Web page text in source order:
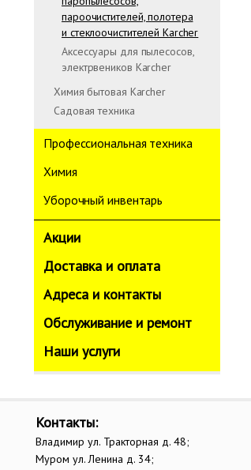
пароочистителей, полотера
и стеклоочистителей Karcher
Аксессуары для пылесосов,
электрвеников Karcher
Химия бытовая Karcher
Садовая техника
Профессиональная техника
Химия
Уборочный инвентарь
Акции
Доставка и оплата
Адреса и контакты
Обслуживание и ремонт
Наши услуги
Контакты:
Владимир ул. Тракторная д. 48;
Муром ул. Ленина д. 34;